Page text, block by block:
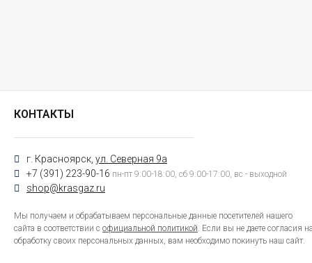
КОНТАКТЫ
г. Красноярск, ул. Северная 9а
+7 (391) 223-90-16 пн-пт 9:00-18:00, сб 9:00-17:00, вс - выходной
shop@krasgaz.ru
Мы получаем и обрабатываем персональные данные посетителей нашего
сайта в соответствии с официальной политикой. Если вы не даете согласия
обработку своих персональных данных, вам необходимо покинуть наш сайт.